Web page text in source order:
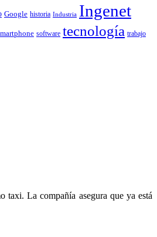
Google historia Industria Ingenet
software tecnología trabajo
taxi. La compañía asegura que ya está